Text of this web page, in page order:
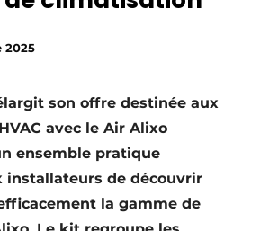
2025
son offre destinée aux
avec le Air Alixo
ensemble pratique
installateurs de découvrir
la gamme de